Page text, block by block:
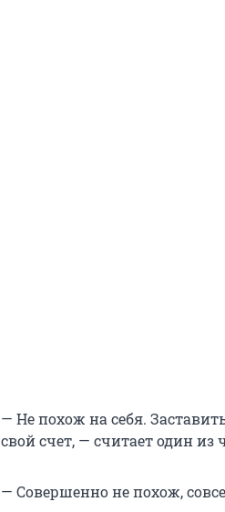
— Не похож на себя.
свой счет, — считает один из
— Совершенно не похож,